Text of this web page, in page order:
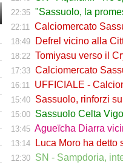
22:35 "Sassuolo, la promessa
22:11 Calciomercato Sassuolo
18:49 Defrel vicino alla Cittadella
18:22 Tomiyasu verso il
17:33 Calciomercato
16:11 UFFICIALE -
15:40 Sassuolo, rinforzi sulle
15:00 Sassuolo Celta Vigo
13:45 Agueïcha Diarra vicina al
13:14 Luca Moro ha detto sì al
12:30 SN - Sampdoria, interesse